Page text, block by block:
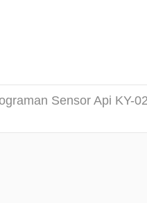
Sensor Api KY-